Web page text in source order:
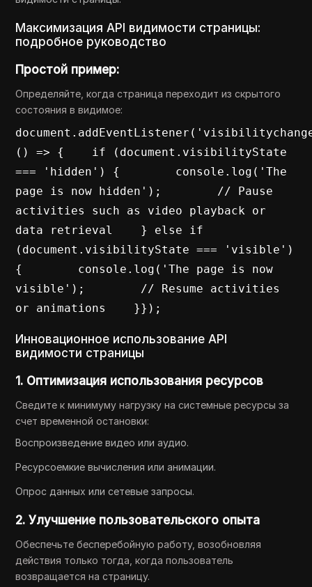
Максимизация API видимости страницы:
подробное руководство
Простой пример:
Определяйте, когда страница переходит из скрытого
состояния в видимое:
() => {    if (document.visibilityState
=== 'hidden') {        console.log('The
page is now hidden');        // Pause
activities such as video playback or
data retrieval    } else if
(document.visibilityState === 'visible')
{        console.log('The page is now
visible');        // Resume activities
or animations    }});
Инновационное использование API
видимости страницы
1. Оптимизация использования ресурсов
Сведите к минимуму нагрузку на системные ресурсы за
счет временной остановки:
Воспроизведение видео или аудио.
Ресурсоемкие вычисления или анимации.
Опрос данных или сетевые запросы.
2. Улучшение пользовательского опыта
Обеспечьте бесперебойную работу, возобновляя
действия только тогда, когда пользователь
возвращается на страницу.